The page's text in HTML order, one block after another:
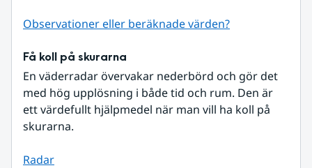
Observationer eller beräknade värden?
Få koll på skurarna
En väderradar övervakar nederbörd och gör det
med hög upplösning i både tid och rum. Den är
ett värdefullt hjälpmedel när man vill ha koll på
skurarna.
Radar